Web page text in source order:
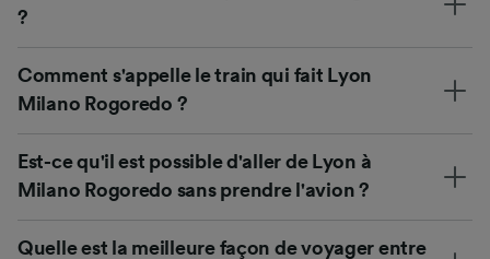
?
Comment s'appelle le train qui fait Lyon
Milano Rogoredo ?
Est-ce qu'il est possible d'aller de Lyon à
Milano Rogoredo sans prendre l'avion ?
Quelle est la meilleure façon de voyager entre